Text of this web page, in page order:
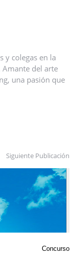
y colegas en la
Amante del arte
una pasión que
Siguiente Publicación
Concurso